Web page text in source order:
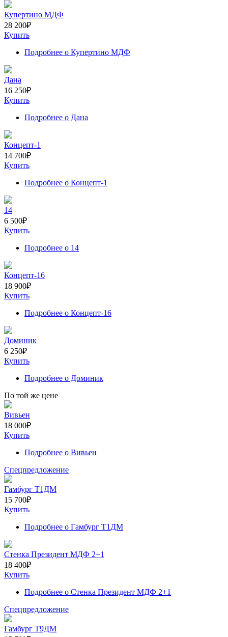
Купертино МДФ
28 200₽
Купить
Подробнее о Купертино МДФ
Дана
16 250₽
Купить
Подробнее о Дана
Концепт-1
14 700₽
Купить
Подробнее о Концепт-1
14
6 500₽
Купить
Подробнее о 14
Концепт-16
18 900₽
Купить
Подробнее о Концепт-16
Доминик
6 250₽
Купить
Подробнее о Доминик
По той же цене
Вивьен
18 000₽
Купить
Подробнее о Вивьен
Спецпредложение
Гамбург Т1ДМ
15 700₽
Купить
Подробнее о Гамбург Т1ДМ
Стенка Президент МДФ 2+1
18 400₽
Купить
Подробнее о Стенка Президент МДФ 2+1
Спецпредложение
Гамбург Т9ДМ